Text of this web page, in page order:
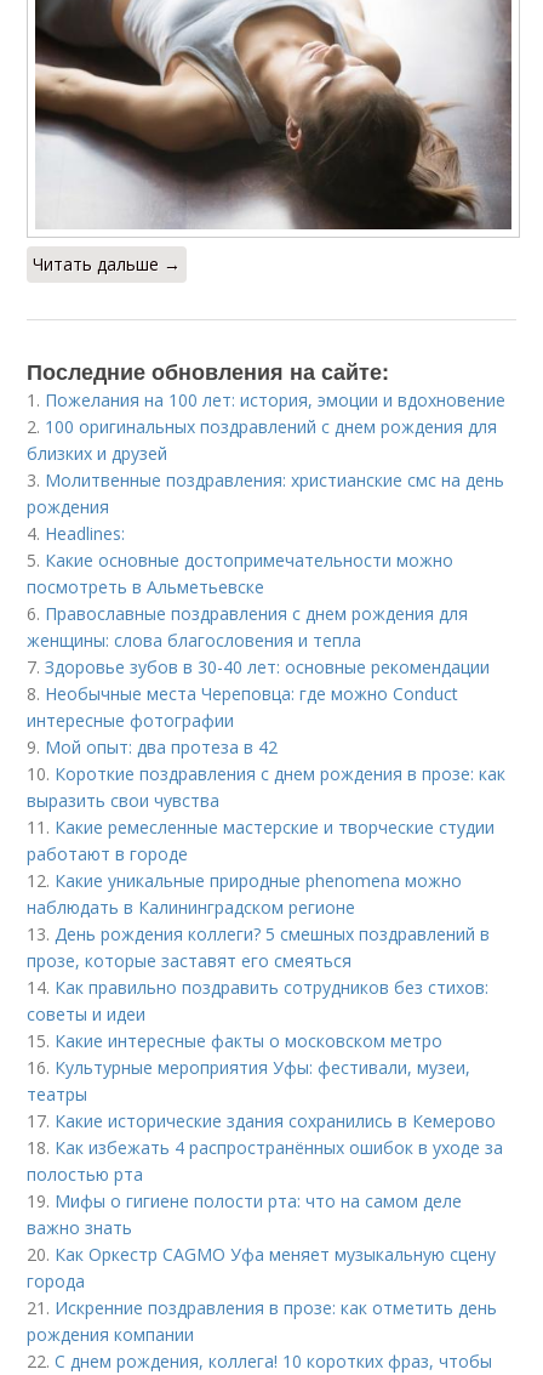
Читать дальше →
Последние обновления на сайте:
1. Пожелания на 100 лет: история, эмоции и вдохновение
2. 100 оригинальных поздравлений с днем рождения для
близких и друзей
3. Молитвенные поздравления: христианские смс на день
рождения
4. Headlines:
5. Какие основные достопримечательности можно
посмотреть в Альметьевске
6. Православные поздравления с днем рождения для
женщины: слова благословения и тепла
7.Здоровье зубов в 30-40 лет: основные рекомендации
8. Необычные места Череповца: где можно Conduct
интересные фотографии
9. Мой опыт: два протеза в 42
10. Короткие поздравления с днем рождения в прозе: как
выразить свои чувства
11. Какие ремесленные мастерские и творческие студии
работают в городе
12. Какие уникальные природные phenomena можно
наблюдать в Калининградском регионе
13.День рождения коллеги? 5 смешных поздравлений в
прозе, которые заставят его смеяться
14. Как правильно поздравить сотрудников без стихов:
советы и идеи
15. Какие интересные факты о московском метро
16. Культурные мероприятия Уфы: фестивали, музеи,
театры
17. Какие исторические здания сохранились в Кемерово
18. Как избежать 4 распространённых ошибок в уходе за
полостью рта
19. Мифы о гигиене полости рта: что на самом деле
важно знать
20. Как Оркестр CAGMO Уфа меняет музыкальную сцену
города
21. Искренние поздравления в прозе: как отметить день
рождения компании
22.С днем рождения, коллега! 10 коротких фраз, чтобы